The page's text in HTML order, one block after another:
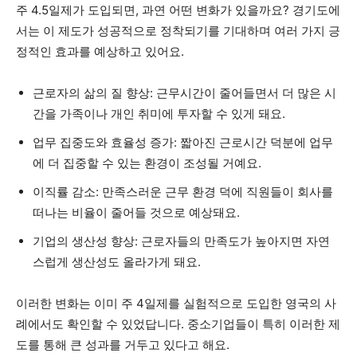
주 4.5일제가 도입되면, 과연 어떤 변화가 있을까요? 경기도에
서는 이 제도가 성공적으로 정착되기를 기대하며 여러 가지 긍
정적인 효과를 예상하고 있어요.
근로자의 삶의 질 향상: 근무시간이 줄어들면서 더 많은 시
간을 가족이나 개인 취미에 투자할 수 있게 돼요.
업무 집중도와 효율성 증가: 짧아진 근로시간 덕분에 업무
에 더 집중할 수 있는 환경이 조성될 거예요.
이직률 감소: 만족스러운 근무 환경 덕에 직원들이 회사를
떠나는 비율이 줄어들 것으로 예상돼요.
기업의 생산성 향상: 근로자들의 만족도가 높아지면 자연
스럽게 생산성도 올라가게 돼요.
이러한 변화는 이미 주 4일제를 실험적으로 도입한 영국의 사
례에서도 확인할 수 있었답니다. 중소기업들이 특히 이러한 제
도를 통해 큰 성과를 거두고 있다고 해요.